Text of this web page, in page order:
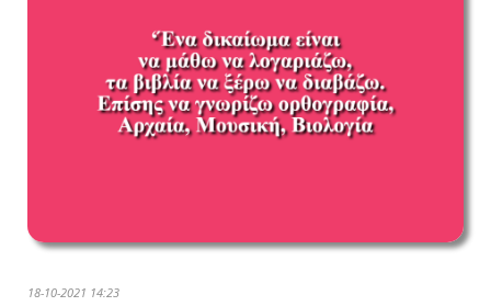
18-10-2021 14:23